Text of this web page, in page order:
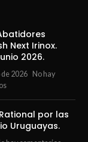
Next Irinox.
2026.
2026
No hay
por las
Uruguayas.